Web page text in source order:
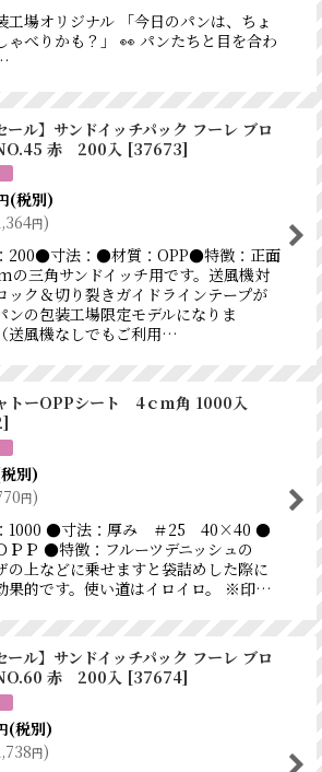
工場オリジナル 「今日のパンは、ちょ
ゃべりかも？」 👀 パンたちと目を合わ
ール】サンドイッチパック フーレ ブロ
赤 200入 [37673]
(税別)
円)
200●寸法：●材質：OPP●特徴：正面
の三角サンドイッチ用です。送風機対
ック＆切り裂きガイドラインテープが
ンの包装工場限定モデルになりま
送風機なしでもご利用…
トーOPPシート 4ｃｍ角 1000入
]
別)
円)
1000 ●寸法：厚み ＃25 40×40 ●
ＰＰ ●特徴：フルーツデニッシュの
の上などに乗せますと袋詰めした際に
果的です。使い道はイロイロ。 ※印…
ール】サンドイッチパック フーレ ブロ
赤 200入 [37674]
(税別)
円)